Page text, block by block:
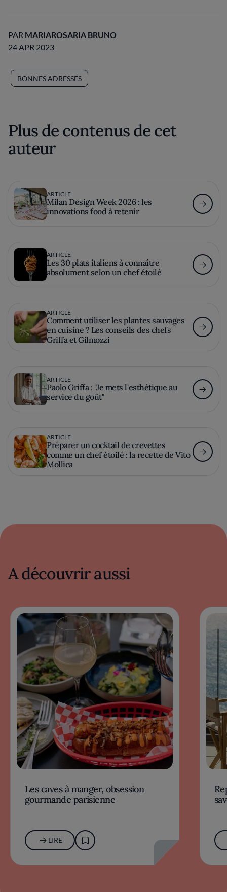
PAR MARIAROSARIA BRUNO
24 APR 2023
BONNES ADRESSES
Plus de contenus de cet
auteur
ARTICLE
Milan Design Week 2026 : les
innovations food à retenir
ARTICLE
Les 30 plats italiens à connaître
absolument selon un chef étoilé
ARTICLE
Comment utiliser les plantes sauvages
en cuisine ? Les conseils des chefs
Griffa et Gilmozzi
ARTICLE
Paolo Griffa : "Je mets l'esthétique au
service du goût"
ARTICLE
Préparer un cocktail de crevettes
comme un chef étoilé : la recette de Vito
Mollica
A découvrir aussi
Les caves à manger, obsession
gourmande parisienne
LIRE